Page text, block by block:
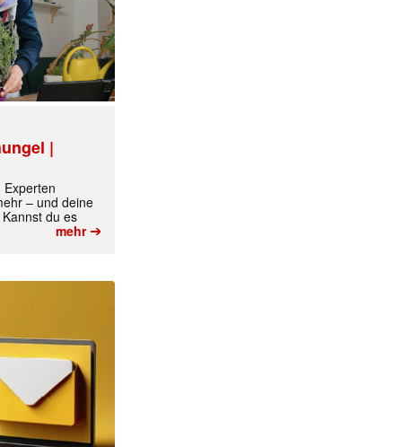
|
Experten
– und deine
du es
mehr➔